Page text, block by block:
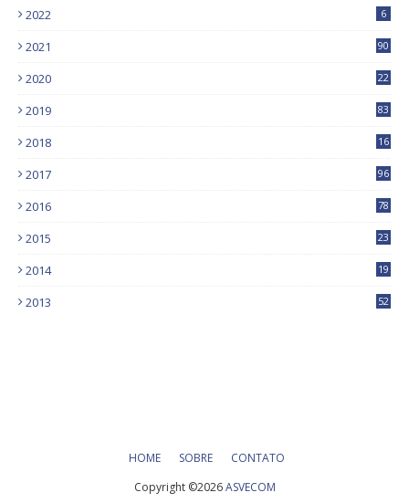
2022 6
2021 90
2020
22
2019
83
2018
16
2017
96
2016
78
2015 23
2014 19
2013 52
HOME SOBRE
CONTATO
Copyright ©2026ASVECOM